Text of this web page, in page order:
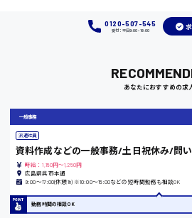
大阪府
竹原市
0120-507-545
受付：平日9:00 - 18:00
あなたにおすすめの求
一般事務
派遣社員
資料作成などの一般事務/土日祝休み/問
時給：1,150円～1,250円
広島県呉市本通
9:00〜17:00(休憩1h) ※10:00〜15:00などの短時間勤務も相談OK
勤務時間の相談OK